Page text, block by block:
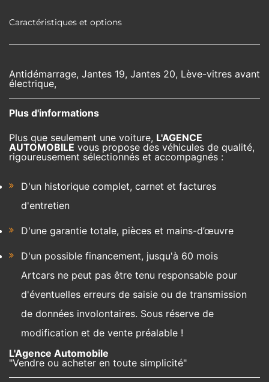
Caractéristiques et options
Antidémarrage, Jantes 19, Jantes 20, Lève-vitres avant
électrique,
Plus d'informations
Plus que seulement une voiture, L'AGENCE
AUTOMOBILE vous propose des véhicules de qualité,
rigoureusement sélectionnés et accompagnés :
D'un historique complet, carnet et factures
d'entretien
D'une garantie totale, pièces et mains-d’œuvre
D'un possible financement, jusqu'à 60 mois
Artcars ne peut pas être tenu responsable pour
d'éventuelles erreurs de saisie ou de transmission
de données involontaires. Sous réserve de
modification et de vente préalable !
L'Agence Automobile
"Vendre ou acheter en toute simplicité"